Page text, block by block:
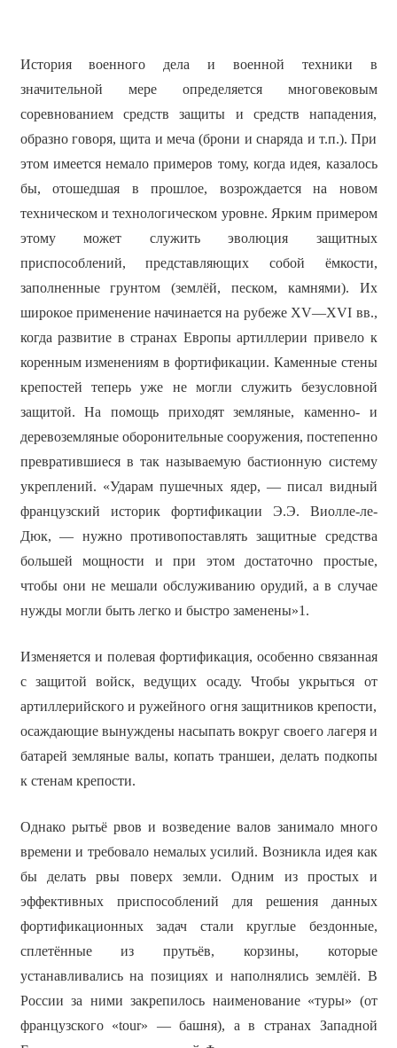
История военного дела и военной техники в
значительной мере определяется многовековым
соревнованием средств защиты и средств нападения,
образно говоря, щита и меча (брони и снаряда и т.п.). При
этом имеется немало примеров тому, когда идея, казалось
бы, отошедшая в прошлое, возрождается на новом
техническом и технологическом уровне. Ярким примером
этому может служить эволюция защитных
приспособлений, представляющих собой ёмкости,
заполненные грунтом (землёй, песком, камнями). Их
широкое применение начинается на рубеже XV—XVI вв.,
когда развитие в странах Европы артиллерии привело к
коренным изменениям в фортификации. Каменные стены
крепостей теперь уже не могли служить безусловной
защитой. На помощь приходят земляные, каменно- и
деревоземляные оборонительные сооружения, постепенно
превратившиеся в так называемую бастионную систему
укреплений. «Ударам пушечных ядер, — писал видный
французский историк фортификации Э.Э. Виолле-ле-
Дюк, — нужно противопоставлять защитные средства
большей мощности и при этом достаточно простые,
чтобы они не мешали обслуживанию орудий, а в случае
нужды могли быть легко и быстро заменены»1.
Изменяется и полевая фортификация, особенно связанная
с защитой войск, ведущих осаду. Чтобы укрыться от
артиллерийского и ружейного огня защитников крепости,
осаждающие вынуждены насыпать вокруг своего лагеря и
батарей земляные валы, копать траншеи, делать подкопы
к стенам крепости.
Однако рытьё рвов и возведение валов занимало много
времени и требовало немалых усилий. Возникла идея как
бы делать рвы поверх земли. Одним из простых и
эффективных приспособлений для решения данных
фортификационных задач стали круглые бездонные,
сплетённые из прутьёв, корзины, которые
устанавливались на позициях и наполнялись землёй. В
России за ними закрепилось наименование «туры» (от
французского «tour» — башня), а в странах Западной